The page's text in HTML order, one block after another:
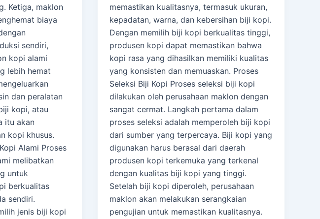
Ketiga, maklon
biaya
sendiri,
kopi alami
lebih hemat
dan peralatan
kopi, atau
itu akan
kopi khusus.
Alami Proses
melibatkan
untuk
berkualitas
sendiri.
jenis biji kopi
memastikan kualitasnya, termasuk ukuran,
kepadatan, warna, dan kebersihan biji kopi.
Dengan memilih biji kopi berkualitas tinggi,
produsen kopi dapat memastikan bahwa
kopi rasa yang dihasilkan memiliki kualitas
yang konsisten dan memuaskan. Proses
Seleksi Biji Kopi Proses seleksi biji kopi
dilakukan oleh perusahaan maklon dengan
sangat cermat. Langkah pertama dalam
proses seleksi adalah memperoleh biji kopi
dari sumber yang terpercaya. Biji kopi yang
digunakan harus berasal dari daerah
produsen kopi terkemuka yang terkenal
dengan kualitas biji kopi yang tinggi.
Setelah biji kopi diperoleh, perusahaan
maklon akan melakukan serangkaian
pengujian untuk memastikan kualitasnya.